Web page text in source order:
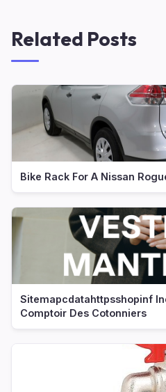
Related Posts
Bike Rack For A Nissan
Sitemapcdatahttpsshopinf
Comptoir Des Cotonniers